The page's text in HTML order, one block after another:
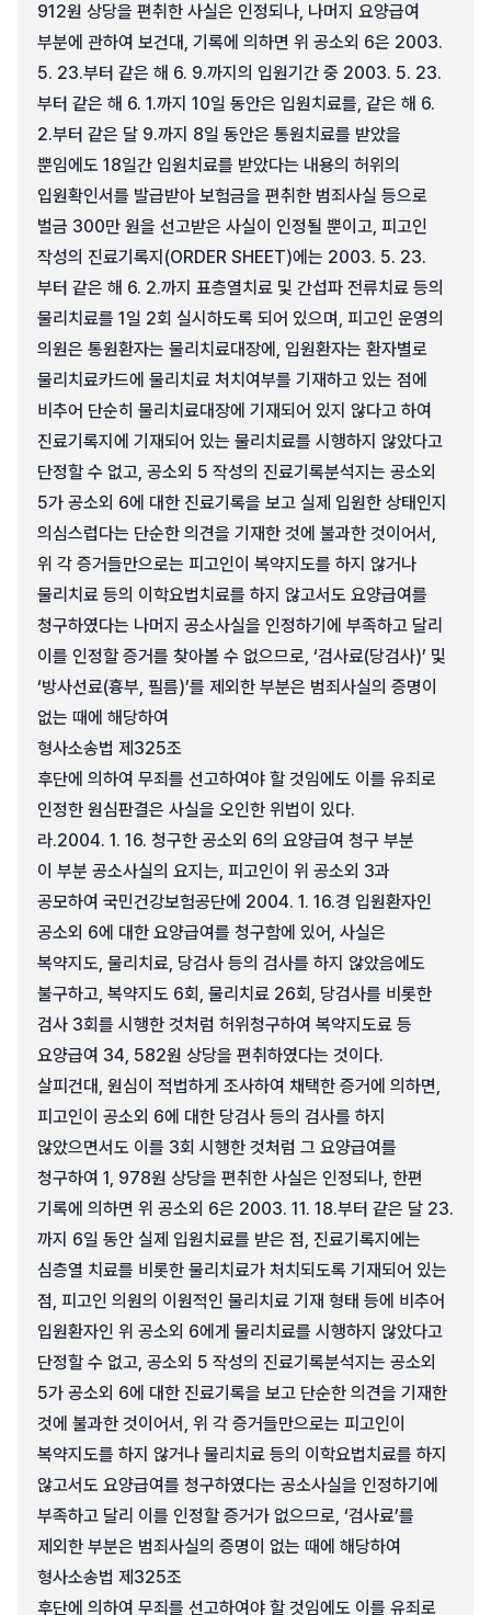
912원 상당을 편취한 사실은 인정되나, 나머지 요양급여
부분에 관하여 보건대, 기록에 의하면 위 공소외 6은 2003.
5. 23.부터 같은 해 6. 9.까지의 입원기간 중 2003. 5. 23.
부터 같은 해 6. 1.까지 10일 동안은 입원치료를, 같은 해 6.
2.부터 같은 달 9.까지 8일 동안은 통원치료를 받았을
뿐임에도 18일간 입원치료를 받았다는 내용의 허위의
입원확인서를 발급받아 보험금을 편취한 범죄사실 등으로
벌금 300만 원을 선고받은 사실이 인정될 뿐이고, 피고인
작성의 진료기록지(ORDER SHEET)에는 2003. 5. 23.
부터 같은 해 6. 2.까지 표층열치료 및 간섭파 전류치료 등의
물리치료를 1일 2회 실시하도록 되어 있으며, 피고인 운영의
의원은 통원환자는 물리치료대장에, 입원환자는 환자별로
물리치료카드에 물리치료 처치여부를 기재하고 있는 점에
비추어 단순히 물리치료대장에 기재되어 있지 않다고 하여
진료기록지에 기재되어 있는 물리치료를 시행하지 않았다고
단정할 수 없고, 공소외 5 작성의 진료기록분석지는 공소외
5가 공소외 6에 대한 진료기록을 보고 실제 입원한 상태인지
의심스럽다는 단순한 의견을 기재한 것에 불과한 것이어서,
위 각 증거들만으로는 피고인이 복약지도를 하지 않거나
물리치료 등의 이학요법치료를 하지 않고서도 요양급여를
청구하였다는 나머지 공소사실을 인정하기에 부족하고 달리
이를 인정할 증거를 찾아볼 수 없으므로, ‘검사료(당검사)’ 및
‘방사선료(흉부, 필름)’를 제외한 부분은 범죄사실의 증명이
없는 때에 해당하여
형사소송법 제325조
후단에 의하여 무죄를 선고하여야 할 것임에도 이를 유죄로
인정한 원심판결은 사실을 오인한 위법이 있다.
라.2004. 1. 16. 청구한 공소외 6의 요양급여 청구 부분
이 부분 공소사실의 요지는, 피고인이 위 공소외 3과
공모하여 국민건강보험공단에 2004. 1. 16.경 입원환자인
공소외 6에 대한 요양급여를 청구함에 있어, 사실은
복약지도, 물리치료, 당검사 등의 검사를 하지 않았음에도
불구하고, 복약지도 6회, 물리치료 26회, 당검사를 비롯한
검사 3회를 시행한 것처럼 허위청구하여 복약지도료 등
요양급여 34, 582원 상당을 편취하였다는 것이다.
살피건대, 원심이 적법하게 조사하여 채택한 증거에 의하면,
피고인이 공소외 6에 대한 당검사 등의 검사를 하지
않았으면서도 이를 3회 시행한 것처럼 그 요양급여를
청구하여 1, 978원 상당을 편취한 사실은 인정되나, 한편
기록에 의하면 위 공소외 6은 2003. 11. 18.부터 같은 달 23.
까지 6일 동안 실제 입원치료를 받은 점, 진료기록지에는
심층열 치료를 비롯한 물리치료가 처치되도록 기재되어 있는
점, 피고인 의원의 이원적인 물리치료 기재 형태 등에 비추어
입원환자인 위 공소외 6에게 물리치료를 시행하지 않았다고
단정할 수 없고, 공소외 5 작성의 진료기록분석지는 공소외
5가 공소외 6에 대한 진료기록을 보고 단순한 의견을 기재한
것에 불과한 것이어서, 위 각 증거들만으로는 피고인이
복약지도를 하지 않거나 물리치료 등의 이학요법치료를 하지
않고서도 요양급여를 청구하였다는 공소사실을 인정하기에
부족하고 달리 이를 인정할 증거가 없으므로, ‘검사료’를
제외한 부분은 범죄사실의 증명이 없는 때에 해당하여
형사소송법 제325조
후단에 의하여 무죄를 선고하여야 할 것임에도 이를 유죄로